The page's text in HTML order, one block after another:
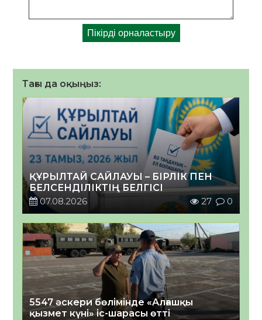
Тағы да оқыңыз:
ҚҰРЫЛТАЙ САЙЛАУЫ – БІРЛІК ПЕН
БЕЛСЕНДІЛІКТІҢ БЕЛГІСІ
07.08.2026
27 0
5547 әскери бөлімінде «Алғашқы
қызмет күні» іс-шарасы өтті